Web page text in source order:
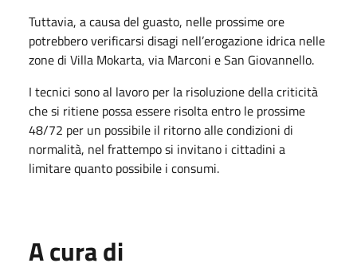
Tuttavia, a causa del guasto, nelle prossime ore
potrebbero verificarsi disagi nell’erogazione idrica nelle
zone di Villa Mokarta, via Marconi e San Giovannello.
I tecnici sono al lavoro per la risoluzione della criticità
che si ritiene possa essere risolta entro le prossime
48/72 per un possibile il ritorno alle condizioni di
normalità, nel frattempo si invitano i cittadini a
limitare quanto possibile i consumi.
A cura di